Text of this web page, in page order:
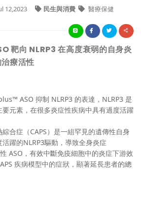
12,2023 民生與消費 醫療保健
靶向 NLRP3 在高度衰弱的自身炎
療活性
ASO 抑制 NLRP3 的表達，NLRP3 是
元素，在很多炎症性疾病中具有過度活躍
合症（CAPS）是一組罕見的遺傳性自身
躍的NLRP3驅動，導致全身炎症
ASO，有效中斷免疫細胞中的炎症下游效
疾病模型中的症狀，顯著延長患者的總